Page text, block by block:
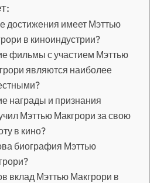
достижения имеет Мэттью
в киноиндустрии?
фильмы с участием Мэттью
являются наиболее
награды и признания
Мэттью Макгрори за свою
в кино?
биография Мэттью
вклад Мэттью Макгрори в